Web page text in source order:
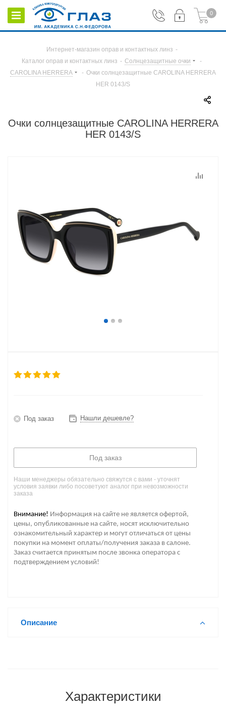
0
Интернет-магазин оправ и контактных линз -
Каталог оправ и контактных линз - Солнцезащитные очки
-
CAROLINA HERRERA
- Очки солнцезащитные CAROLINA HERRERA
HER 0143/S
Очки солнцезащитные CAROLINA HERRERA
HER 0143/S
Под заказ Нашли дешевле?
Под заказ
Наши менеджеры обязательно свяжутся с вами - уточнят
условия заявки либо посоветуют аналог при невозможности
заказа
Внимание! Информация на сайте не является офертой,
цены, опубликованные на сайте, носят исключительно
ознакомительный характер и могут отличаться от цены
покупки на момент оплаты/получения заказа в салоне.
Заказ считается принятым после звонка оператора с
подтверждением условий!
Описание
Характеристики